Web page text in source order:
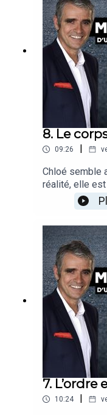
conduire.Récit
Lagarde,
(INSERM)
8. Le
09:26 |
Chloé semble
réalité, elle
obsédée par
flottante et
donne
invitée,
la
Marie Gallot,
de la
routière
7. L’ordre
10:24